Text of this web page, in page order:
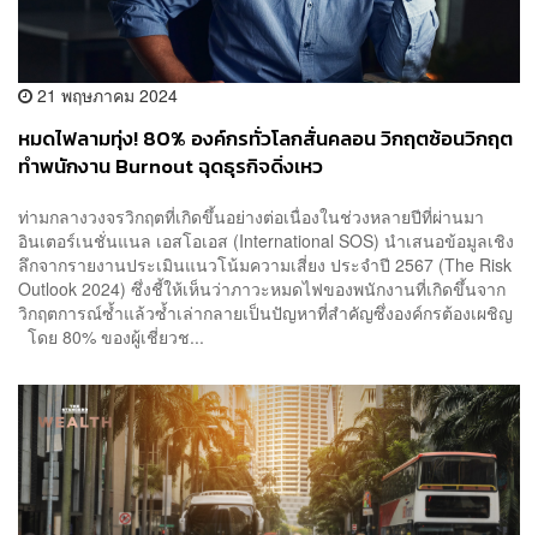
21 พฤษภาคม 2024
หมดไฟลามทุ่ง! 80% องค์กรทั่วโลกสั่นคลอน วิกฤตซ้อนวิกฤต
ทำพนักงาน Burnout ฉุดธุรกิจดิ่งเหว
ท่ามกลางวงจรวิกฤตที่เกิดขึ้นอย่างต่อเนื่องในช่วงหลายปีที่ผ่านมา
อินเตอร์เนชั่นแนล เอสโอเอส (International SOS) นำเสนอข้อมูลเชิง
ลึกจากรายงานประเมินแนวโน้มความเสี่ยง ประจำปี 2567 (The Risk
Outlook 2024) ซึ่งชี้ให้เห็นว่าภาวะหมดไฟของพนักงานที่เกิดขึ้นจาก
วิกฤตการณ์ซ้ำแล้วซ้ำเล่ากลายเป็นปัญหาที่สำคัญซึ่งองค์กรต้องเผชิญ
โดย 80% ของผู้เชี่ยวช...